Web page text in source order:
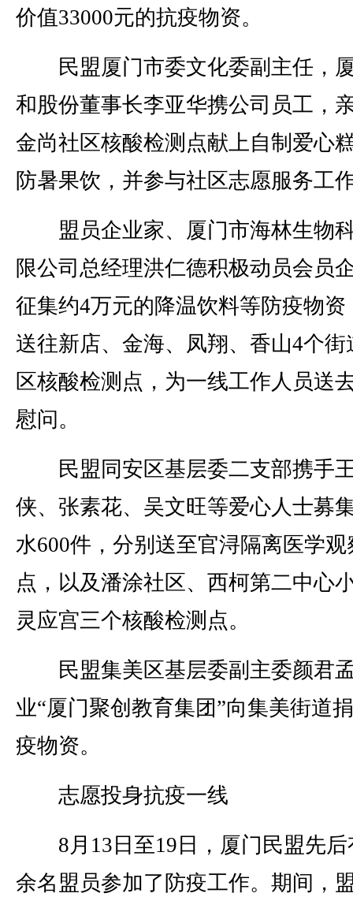
价值33000元的抗疫物资。
民盟厦门市委文化委副主任，
和股份董事长李亚华携公司员工，
金尚社区核酸检测点献上自制爱心
防暑果饮，并参与社区志愿服务工
盟员企业家、厦门市海林生物
限公司总经理洪仁德积极动员会员
征集约4万元的降温饮料等防疫物资
送往新店、金海、凤翔、香山4个街
区核酸检测点，为一线工作人员送
慰问。
民盟同安区基层委二支部携手
侠、张素花、吴文旺等爱心人士募
水600件，分别送至官浔隔离医学观
点，以及潘涂社区、西柯第二中心
灵应宫三个核酸检测点。
民盟集美区基层委副主委颜君
业“厦门聚创教育集团”向集美街道
疫物资。
志愿投身抗疫一线
8月13日至19日，厦门民盟先后
余名盟员参加了防疫工作。期间，